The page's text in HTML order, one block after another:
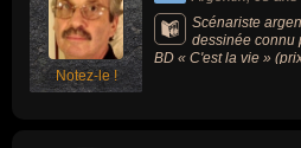
Notez-le !
Scénariste
dessinée connu
BD « C'est la vie »
2002) et « La
scénario au festival